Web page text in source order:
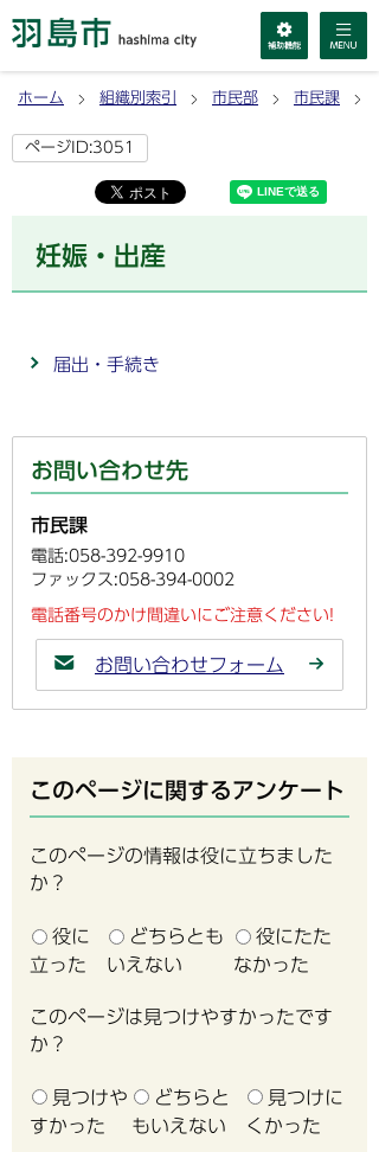
ホーム 組織別索引 市民部 市民課
ページID:3051
妊娠・出産
届出・手続き
お問い合わせ先
市民課
電話:058-392-9910
ファックス:058-394-0002
電話番号のかけ間違いにご注意ください!
お問い合わせフォーム
このページに関するアンケート
このページの情報は役に立ちました
か？
役に
立った
どちらとも
いえない
役にたた
なかった
このページは見つけやすかったです
か？
見つけや
すかった
どちらと
もいえない
見つけに
くかった